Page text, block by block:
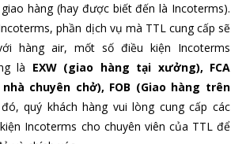
hàng (hay được biết đến là Incoterms).
phần dịch vụ mà TTL cung cấp sẽ
hàng air, mốt số điều kiện Incoterms
là EXW (giao hàng tại xưởng), FCA
chuyên chở), FOB (Giao hàng trên
quý khách hàng vui lòng cung cấp các
Incoterms cho chuyên viên của TTL để